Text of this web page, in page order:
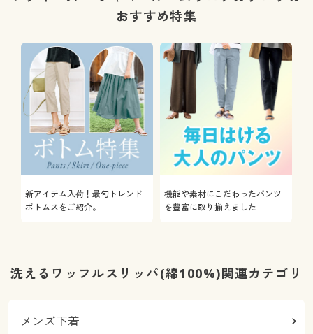
おすすめ特集
新アイテム入荷！最旬トレンド
ボトムスをご紹介。
機能や素材にこだわったパンツ
を豊富に取り揃えました
洗えるワッフルスリッパ(綿100%)関連カテゴリ
メンズ下着